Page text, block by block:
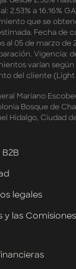
2026
- Programa
MSI –
- Meses Sin
Aplicables a
de Klar Plus
-
de
2.53% a 16.16%
que se
Fecha de
al 05 de marzo de
Vigencia:
varían
del cliente (Light
Mariano
Bosque de
Hidalgo, Ciudad
legales
y las